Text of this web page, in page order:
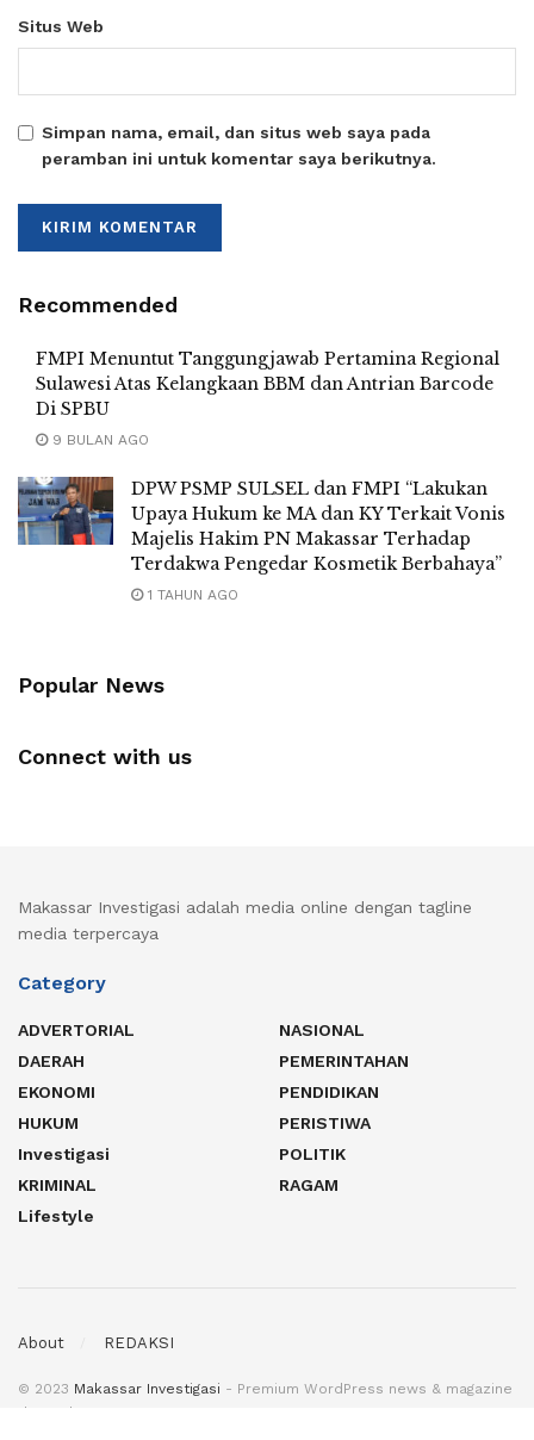
Situs Web
Simpan nama, email, dan situs web saya pada
peramban ini untuk komentar saya berikutnya.
Recommended
FMPI Menuntut Tanggungjawab Pertamina Regional
Sulawesi Atas Kelangkaan BBM dan Antrian Barcode
Di SPBU
9 BULAN AGO
DPW PSMP SULSEL dan FMPI “Lakukan
Upaya Hukum ke MA dan KY Terkait Vonis
Majelis Hakim PN Makassar Terhadap
Terdakwa Pengedar Kosmetik Berbahaya”
1 TAHUN AGO
Popular News
Connect with us
Makassar Investigasi adalah media online dengan tagline
media terpercaya
Category
ADVERTORIAL
DAERAH
EKONOMI
HUKUM
Investigasi
KRIMINAL
Lifestyle
NASIONAL
PEMERINTAHAN
PENDIDIKAN
PERISTIWA
POLITIK
RAGAM
About REDAKSI
© 2023 Makassar Investigasi - Premium WordPress news & magazine
theme by